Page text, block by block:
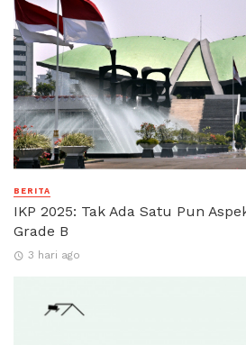
BERITA
IKP 2025: Tak Ada Satu Pun
Grade B
3 hari ago